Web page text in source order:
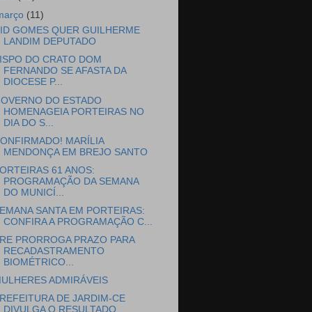
(11)
GOMES QUER GUILHERME
LANDIM DEPUTADO
DO CRATO DOM
FERNANDO SE AFASTA DA
DIOCESE P...
DO ESTADO
HOMENAGEIA PORTEIRAS NO
DIA DO S...
MARÍLIA
MENDONÇA EM BREJO SANTO
61 ANOS:
PROGRAMAÇÃO DA SEMANA
DO MUNICÍ...
SANTA EM PORTEIRAS:
CONFIRA A PROGRAMAÇÃO C...
PRORROGA PRAZO PARA
RECADASTRAMENTO
BIOMÉTRICO...
ADMIRÁVEIS
DE JARDIM-CE
DIVULGA O RESULTADO